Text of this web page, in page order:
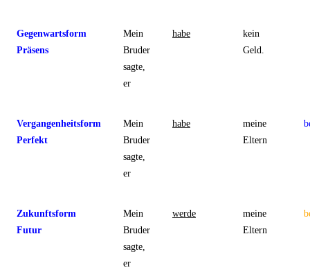
Gegenwartsform
Präsens
Mein
Bruder
sagte,
er
habe
kein
Geld.
Vergangenheitsform
Perfekt
Mein
Bruder
sagte,
er
habe
meine
Eltern
Zukunftsform
Futur
Mein
Bruder
sagte,
er
werde
meine
Eltern